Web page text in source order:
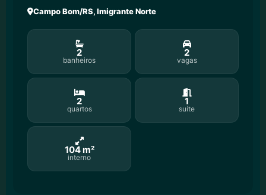
Campo Bom/RS, Imigrante Norte
2
banheiros
2
vagas
2
quartos
1
suíte
104 m²
interno